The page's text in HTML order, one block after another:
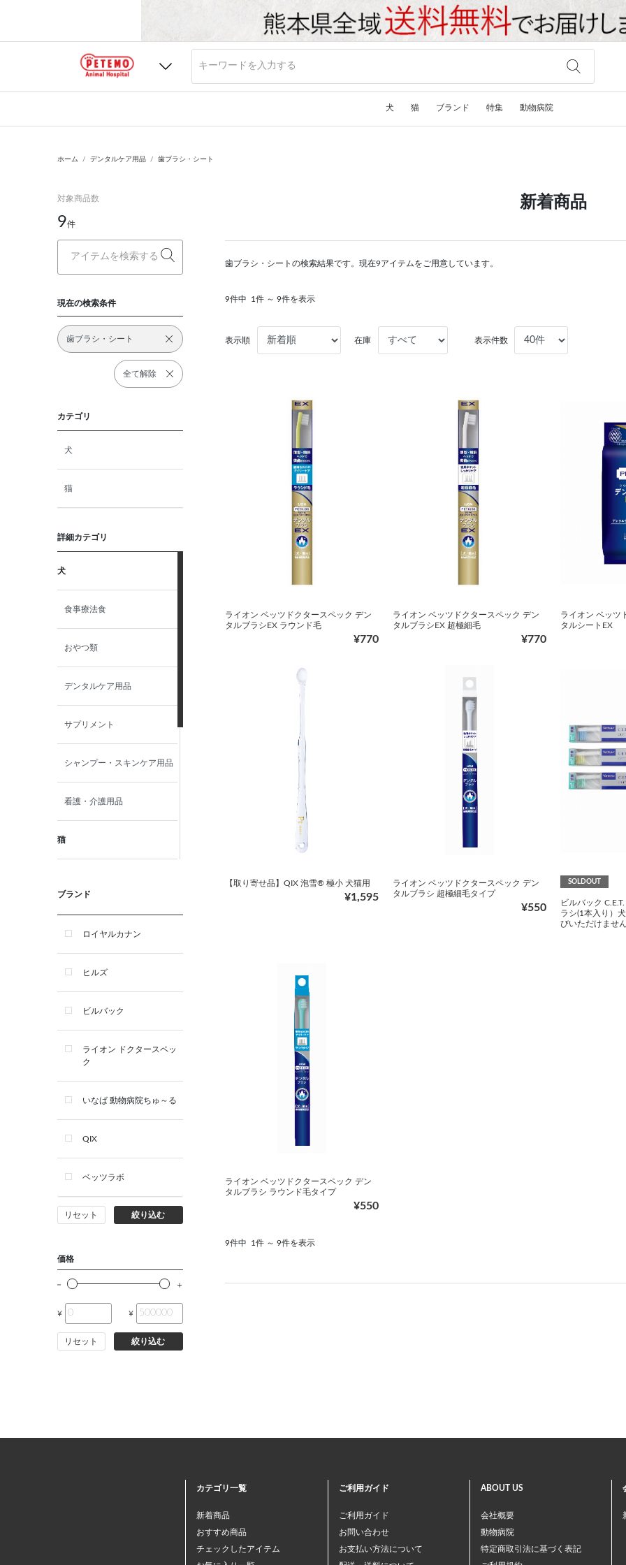
犬 猫 ブランド 特集 動物病院
ホーム デンタルケア用品 歯ブラシ・シート
対象商品数
9件
現在の検索条件
歯ブラシ・シート
全て解除
カテゴリ
犬
猫
詳細カテゴリ
犬
食事療法食
おやつ類
デンタルケア用品
サプリメント
シャンプー・スキンケア用品
看護・介護用品
猫
おやつ類
デンタルケア用品
サプリメント
シャンプー・スキンケア用品
ブランド
ロイヤルカナン
ヒルズ
ビルバック
ライオン ドクタースペッ
ク
いなば 動物病院ちゅ～る
QIX
ベッツラボ
リセット 絞り込む
価格
¥ ¥
リセット 絞り込む
新着商品
歯ブラシ・シートの検索結果です。現在9アイテムをご用意しています。
9件中 1件 ～ 9件を表示
表示順 在庫 表示件数
ライオン ベッツドクタースペック デン
タルブラシEX ラウンド毛
¥770
ライオン ベッツドクタースペック デン
タルブラシEX 超極細毛
¥770
ライオン ベッツ
タルシートEX
【取り寄せ品】QIX 泡雪® 極小 犬猫用
¥1,595
ライオン ベッツドクタースペック デン
タルブラシ 超極細毛タイプ
¥550
SOLDOUT
ビルバック
ラシ(1本入り）
びいただけませ
ライオン ベッツドクタースペック デン
タルブラシ ラウンド毛タイプ
¥550
9件中 1件 ～ 9件を表示
カテゴリ一覧
新着商品
おすすめ商品
チェックしたアイテム
ご利用ガイド
ご利用ガイド
お問い合わせ
お支払い方法について
ABOUT US
会社概要
動物病院
特定商取引法に基づく表記